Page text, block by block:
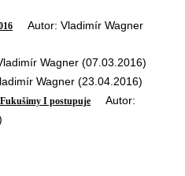
Autor: Vladimír Wagner
Wagner (07.03.2016)
Wagner (23.04.2016)
Fukušimy I postupuje Autor: